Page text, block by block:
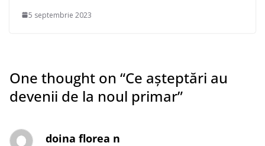
5 septembrie 2023
One thought on “Ce așteptări au
devenii de la noul primar”
doina florea n